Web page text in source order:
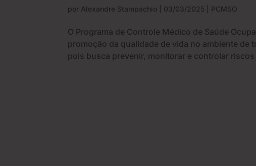
por Alexandre Stampachio 03/03/2025 PCMSO
O Programa de Controle Médico de Saúde
promoção da qualidade de vida no ambiente de
pois busca prevenir, monitorar e controlar